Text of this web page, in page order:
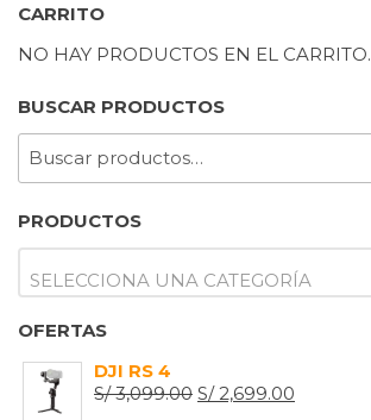
CARRITO
NO HAY PRODUCTOS EN EL CARRITO.
BUSCAR PRODUCTOS
PRODUCTOS
SELECCIONA UNA CATEGORÍA
OFERTAS
DJI RS 4
S/3,099.00 EL
S/2,699.00